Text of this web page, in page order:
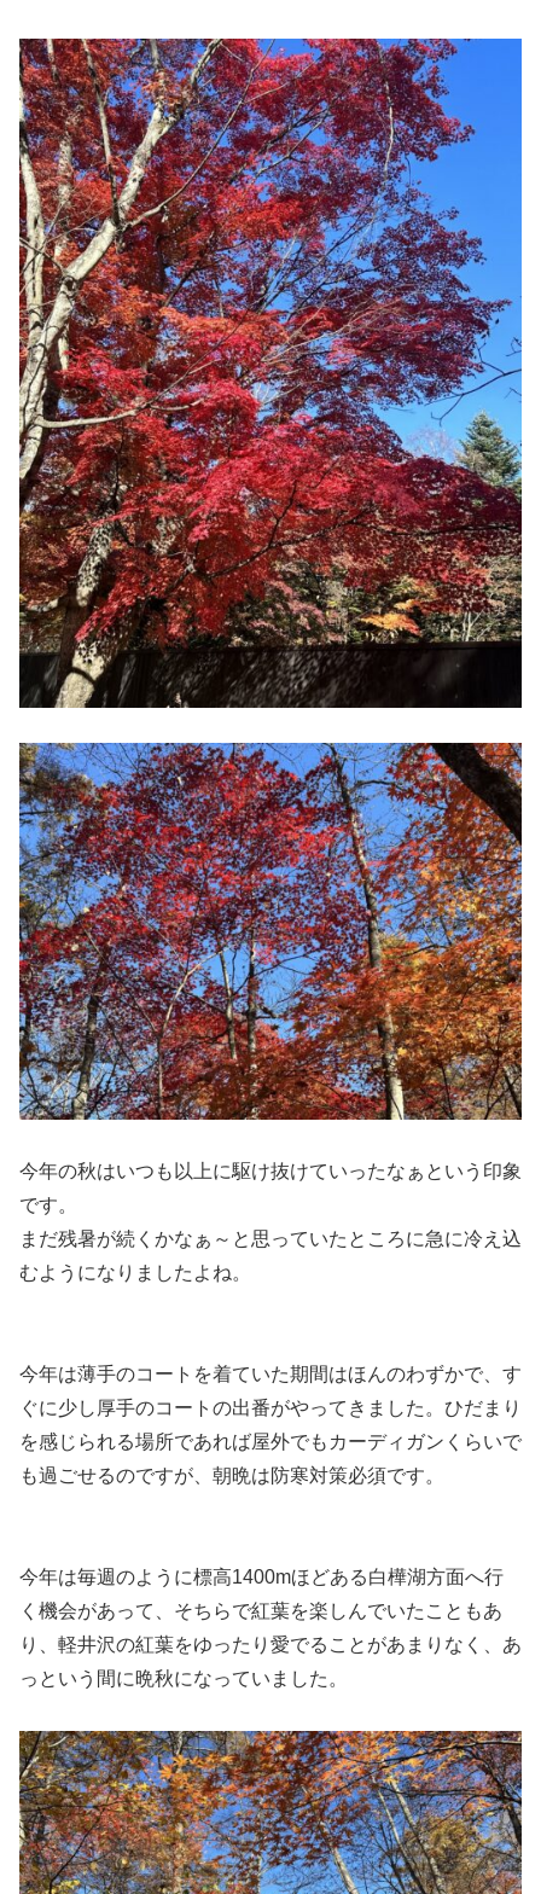
今年の秋はいつも以上に駆け抜けていったなぁという印象
です。
まだ残暑が続くかなぁ～と思っていたところに急に冷え込
むようになりましたよね。
今年は薄手のコートを着ていた期間はほんのわずかで、す
ぐに少し厚手のコートの出番がやってきました。ひだまり
を感じられる場所であれば屋外でもカーディガンくらいで
も過ごせるのですが、朝晩は防寒対策必須です。
今年は毎週のように標高1400mほどある白樺湖方面へ行
く機会があって、そちらで紅葉を楽しんでいたこともあ
り、軽井沢の紅葉をゆったり愛でることがあまりなく、あ
っという間に晩秋になっていました。